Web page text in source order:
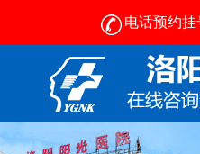
电话预约挂